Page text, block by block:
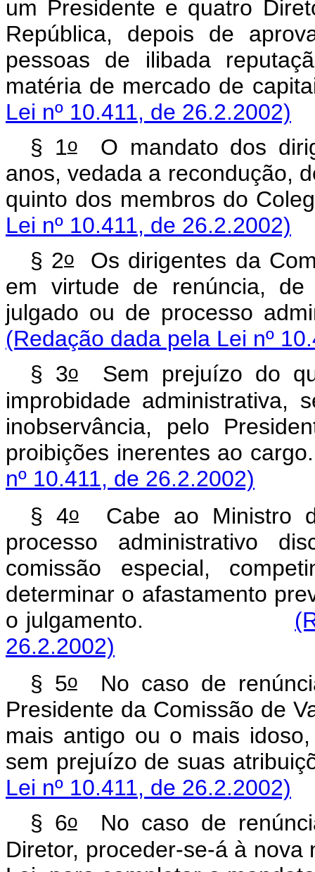
um Presidente e quatro
República, depois de
pessoas de ilibada
matéria de mercado
Lei nº 10.411, de 26.2.2002)
§ 1oO mandato dos
anos, vedada a recondução,
quinto dos membros
Lei nº 10.411, de 26.2.2002)
§ 2oOs dirigentes da
em virtude de renúncia, de
julgado ou de
(Redação dada pela Lei nº
§ 3oSem prejuízo do
improbidade administrativa,
inobservância, pelo
proibições inerentes
nº 10.411, de 26.2.2002)
§ 4oCabe ao Ministro
processo administrativo
comissão especial,
determinar o afastamento
o julgamento.
26.2.2002)
§ 5oNo caso de
Presidente da Comissão de
mais antigo ou o mais
sem prejuízo de suas
Lei nº 10.411, de 26.2.2002)
§ 6oNo caso de
Diretor, proceder-se-á à